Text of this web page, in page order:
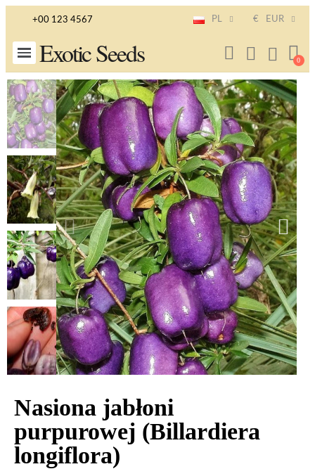
+00 123 4567 PL € EUR
Exotic Seeds
Nasiona jabłoni
purpurowej (Billardiera
longiflora)